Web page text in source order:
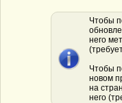
Чтобы
него
Чтобы
новом
на
него